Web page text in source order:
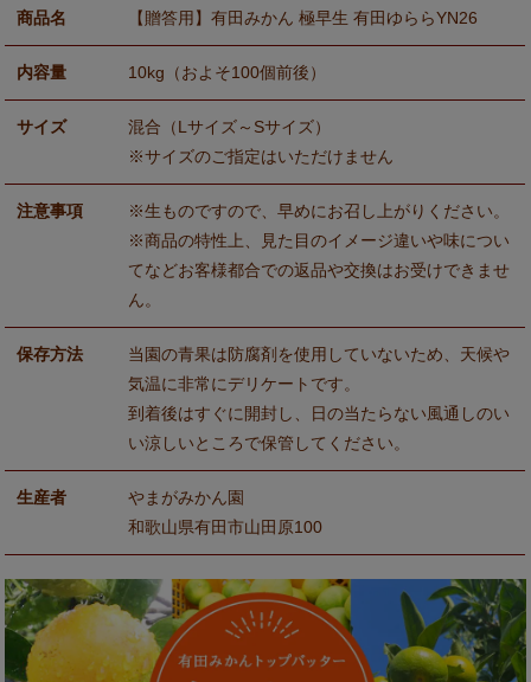
商品名 【贈答用】有田みかん 極早生 有田ゆららYN26
内容量 10kg（およそ100個前後）
サイズ
混合（Lサイズ～Sサイズ）
※サイズのご指定はいただけません
注意事項
※生ものですので、早めにお召し上がりください。
※商品の特性上、見た目のイメージ違いや味につい
てなどお客様都合での返品や交換はお受けできませ
ん。
保存方法
当園の青果は防腐剤を使用していないため、天候や
気温に非常にデリケートです。
到着後はすぐに開封し、日の当たらない風通しのい
い涼しいところで保管してください。
生産者
やまがみかん園
和歌山県有田市山田原100